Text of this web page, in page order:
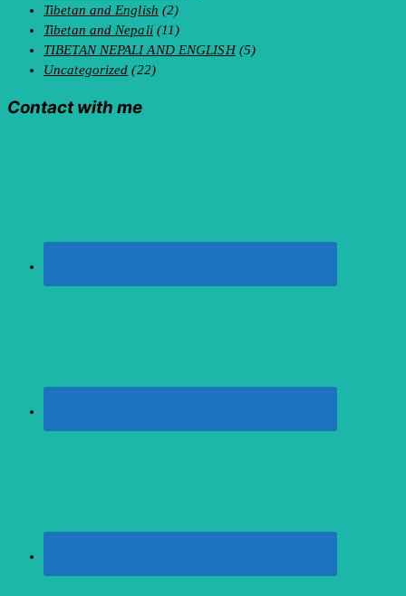
Tibetan and English (2)
Tibetan and Nepali(11)
TIBETAN NEPALI AND ENGLISH(5)
Uncategorized (22)
Contact with me